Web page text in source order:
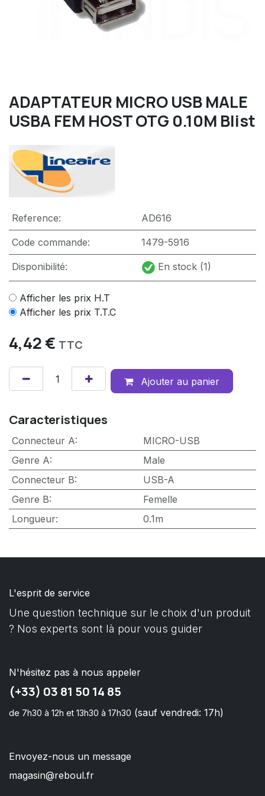
ADAPTATEUR MICRO USB MALE
USBA FEM HOST OTG 0.10M Blist
Reference: AD616
Code commande: 1479-5916
Disponibilité: En stock (1)
Afficher les prix H.T
Afficher les prix T.T.C
4,42€ TTC
Ajouter au panier
Caracteristiques
Connecteur A:
MICRO-USB
Genre A:
Male
Connecteur B:
USB-A
Genre B:
Femelle
Longueur: 0.1m
L'esprit de service
Une question technique sur le choix d'un produit
? Nos experts sont là pour vous guider
N'hésitez pas à nous appeler
(+33) 03 81 50 14 85
de 7h30 à 12h et 13h30 à 17h30 (sauf vendredi: 17h)
Envoyez-nous un message
magasin@reboul.fr